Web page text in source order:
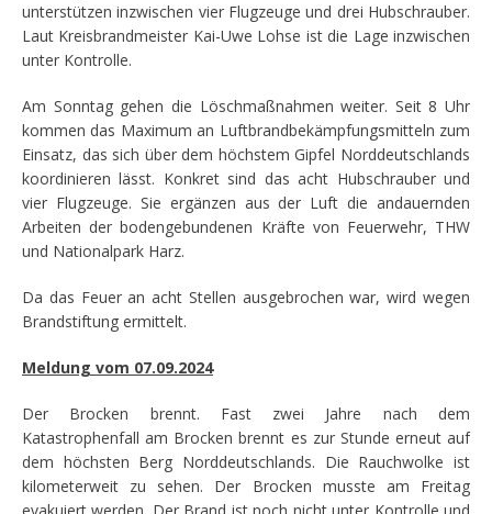
unterstützen inzwischen vier Flugzeuge und drei Hubschrauber.
Laut Kreisbrandmeister Kai-Uwe Lohse ist die Lage inzwischen
unter Kontrolle.
Am Sonntag gehen die Löschmaßnahmen weiter. Seit 8 Uhr
kommen das Maximum an Luftbrandbekämpfungsmitteln zum
Einsatz, das sich über dem höchstem Gipfel Norddeutschlands
koordinieren lässt. Konkret sind das acht Hubschrauber und
vier Flugzeuge. Sie ergänzen aus der Luft die andauernden
Arbeiten der bodengebundenen Kräfte von Feuerwehr, THW
und Nationalpark Harz.
Da das Feuer an acht Stellen ausgebrochen war, wird wegen
Brandstiftung ermittelt.
Meldung vom 07.09.2024
Der Brocken brennt. Fast zwei Jahre nach dem
Katastrophenfall am Brocken brennt es zur Stunde erneut auf
dem höchsten Berg Norddeutschlands. Die Rauchwolke ist
kilometerweit zu sehen. Der Brocken musste am Freitag